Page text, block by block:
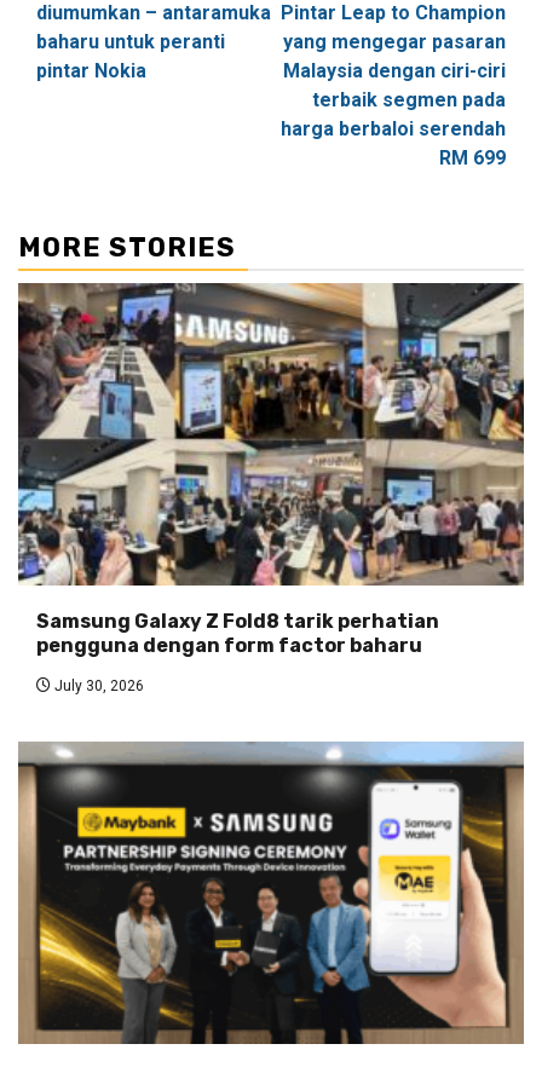
diumumkan – antaramuka
baharu untuk peranti
pintar Nokia
Pintar Leap to Champion
yang mengegar pasaran
Malaysia dengan ciri-ciri
terbaik segmen pada
harga berbaloi serendah
RM 699
MORE STORIES
Samsung Galaxy Z Fold8 tarik perhatian
pengguna dengan form factor baharu
July 30, 2026